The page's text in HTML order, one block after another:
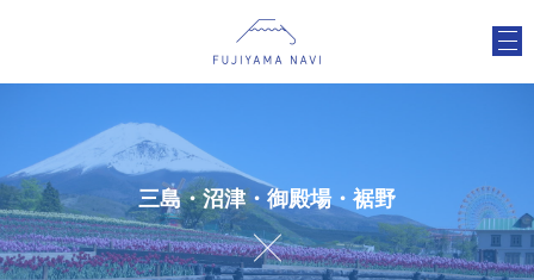
三島・沼津・御殿場・裾野